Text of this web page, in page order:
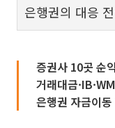
은행권의 대응
증권사 10곳 순
거래대금
은행권 자금이